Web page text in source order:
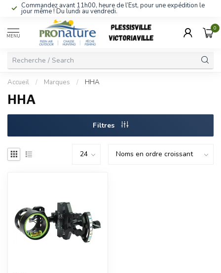
Commandez avant 11h00, heure de l’Est, pour une expédition le
jour même ! Du lundi au vendredi.
MENU
0
Accueil / Marques / HHA
HHA
Filtres